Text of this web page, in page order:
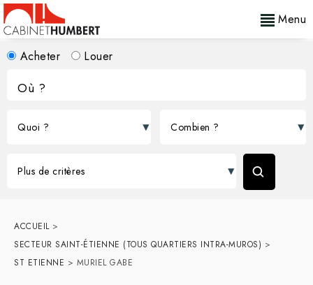
Menu
Acheter Louer
ACCUEIL>
SECTEUR SAINT-ÉTIENNE (TOUS QUARTIERS INTRA-MUROS) >
ST ETIENNE > MURIEL GABE